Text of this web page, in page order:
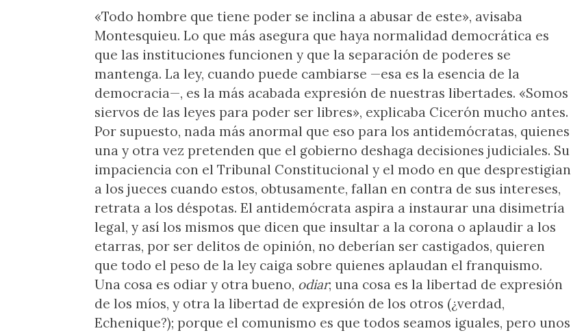
«Todo hombre que tiene poder se inclina a abusar de este», avisaba
Montesquieu. Lo que más asegura que haya normalidad democrática es
que las instituciones funcionen y que la separación de poderes se
mantenga. La ley, cuando puede cambiarse —esa es la esencia de la
democracia—, es la más acabada expresión de nuestras libertades. «Somos
siervos de las leyes para poder ser libres», explicaba Cicerón mucho antes.
Por supuesto, nada más anormal que eso para los antidemócratas, quienes
una y otra vez pretenden que el gobierno deshaga decisiones judiciales. Su
impaciencia con el Tribunal Constitucional y el modo en que desprestigian
a los jueces cuando estos, obtusamente, fallan en contra de sus intereses,
retrata a los déspotas. El antidemócrata aspira a instaurar una disimetría
legal, y así los mismos que dicen que insultar a la corona o aplaudir a los
etarras, por ser delitos de opinión, no deberían ser castigados, quieren
que todo el peso de la ley caiga sobre quienes aplaudan el franquismo.
Una cosa es odiar y otra bueno, odiar; una cosa es la libertad de expresión
de los míos, y otra la libertad de expresión de los otros (¿verdad,
Echenique?); porque el comunismo es que todos seamos iguales, pero unos